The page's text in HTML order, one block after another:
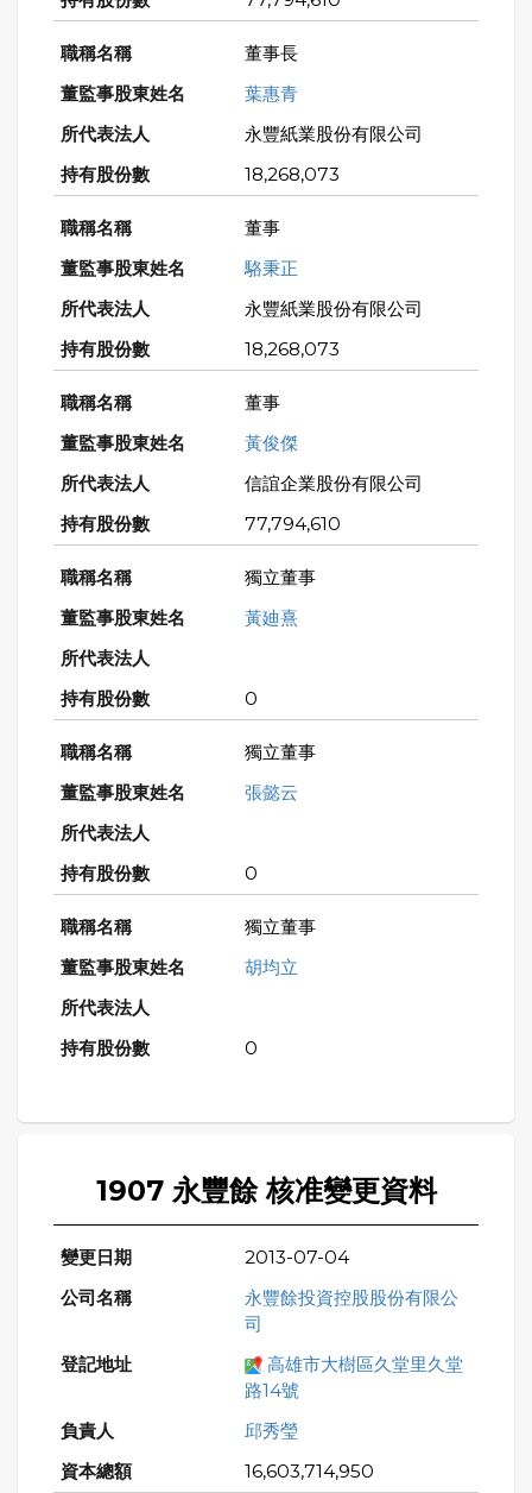
董事長
葉惠青
永豐紙業股份有限公司
18,268,073
董事
駱秉正
永豐紙業股份有限公司
18,268,073
董事
黃俊傑
信誼企業股份有限公司
77,794,610
獨立董事
黃廸熹
0
獨立董事
張懿云
0
獨立董事
胡均立
0
1907 永豐餘 核准變更資料
2013-07-04
永豐餘投資控股股份有限公
司
高雄市大樹區久堂里久堂
路14號
邱秀瑩
16,603,714,950